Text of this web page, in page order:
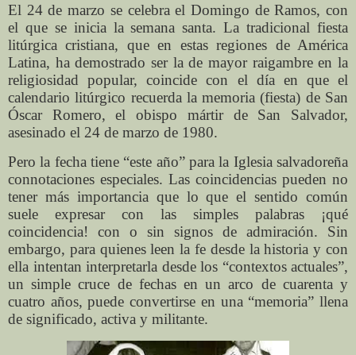
El 24 de marzo se celebra el Domingo de Ramos, con
el que se inicia la semana santa. La tradicional fiesta
litúrgica cristiana, que en estas regiones de América
Latina, ha demostrado ser la de mayor raigambre en la
religiosidad popular, coincide con el día en que el
calendario litúrgico recuerda la memoria (fiesta) de San
Óscar Romero, el obispo mártir de San Salvador,
asesinado el 24 de marzo de 1980.
Pero la fecha tiene “este año” para la Iglesia salvadoreña
connotaciones especiales. Las coincidencias pueden no
tener más importancia que lo que el sentido común
suele expresar con las simples palabras ¡qué
coincidencia! con o sin signos de admiración. Sin
embargo, para quienes leen la fe desde la historia y con
ella intentan interpretarla desde los “contextos actuales”,
un simple cruce de fechas en un arco de cuarenta y
cuatro años, puede convertirse en una “memoria” llena
de significado, activa y militante.